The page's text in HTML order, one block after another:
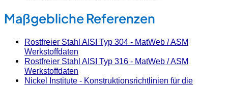
Maßgebliche Referenzen
Rostfreier Stahl AISI Typ 304 - MatWeb / ASM
Werkstoffdaten
Rostfreier Stahl AISI Typ 316 - MatWeb / ASM
Werkstoffdaten
Nickel Institute - Konstruktionsrichtlinien für die